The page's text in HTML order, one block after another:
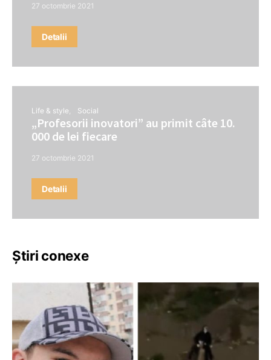
27 octombrie 2021
Detalii
Life & style Social
„Profesorii inovatori” au primit câte 10.
000 de lei fiecare
27 octombrie 2021
Detalii
Știri conexe